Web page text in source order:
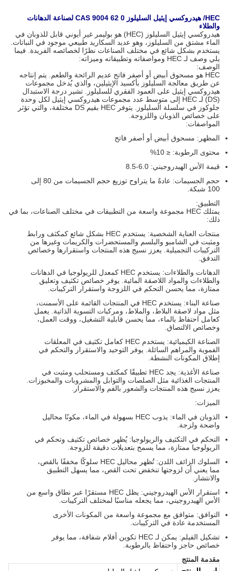
HEC/ هيدروكسي إيثيل السليلوز CAS 9004 62 0 لصناعة الدهانات
والطلاء
هيدروكسي إيثيل السليلوز (HEC) هو بوليمر غير أيوني قابل للذوبان في
الماء مشتق من السليلوز، وهو عديد السكاريد طبيعي موجود في النباتات.
يستخدم بشكل شائع في مختلف الصناعات نظرًا لخصائصه الفريدة. فيما
يلي وصف لـ HEC ومواصفاته وتطبيقاته وميزاته:
الوصف:
HEC هو مسحوق أبيض أو أصفر فاتح عديم الرائحة والطعم. يتم إنتاجه
عن طريق معالجة السليلوز بأكسيد الإيثيلين، والذي يُدخل مجموعات
هيدروكسي إيثيل على العمود الفقري للسليلوز. تشير درجة الاستبدال
(DS) لـ HEC إلى متوسط عدد مجموعات هيدروكسي إيثيل لكل وحدة
جلوكوز في سلسلة السليلوز. يتوفر HEC بقيم DS مختلفة، والتي تؤثر
على خصائص الذوبان واللزوجة.
المواصفات:
المظهر: مسحوق أبيض أو أصفر فاتح
محتوى الرطوبة: ≤ 10%
قيمة الأس الهيدروجيني: 6.0-8.5
حجم الجسيمات: عادةً ما يتراوح توزيع حجم الجسيمات من 80 إلى
100 شبكة.
التطبيق:
يمتلك HEC مجموعة واسعة من التطبيقات في مختلف الصناعات، بما في
ذلك:
منتجات العناية الشخصية: يستخدم HEC بشكل شائع كمكثف ورابط
ومثبت في الشامبو والبلسم والمستحضرات والكريمات وغيرها من
التركيبات التجميلية. يعزز نسيج هذه المنتجات واستقرارها وخصائص
التدفق.
الدهانات والطلاءات: يستخدم HEC كمعدل للريولوجيا في الدهانات
والطلاءات والمواد اللاصقة المائية. يوفر خصائص تكثيف وتعليق
ممتازة، مما يحسن التحكم في اللزوجة واستقرار التركيبات.
صناعة البناء: يستخدم HEC في المنتجات القائمة على الأسمنت،
مثل مواد لاصقة البلاط، والملاط، ومركبات التسوية الذاتية. يعمل
كعامل احتفاظ بالماء، مما يحسن قابلية التشغيل، ووقت العمل،
وخصائص الالتصاق.
الصناعة الكيميائية: يستخدم HEC كعامل تكثيف في المعلقات
الفموية والمراهم السائلة. يوفر التوحيد والاستقرار والتحكم في
إطلاق المكونات النشطة.
صناعة الأغذية: يجد HEC تطبيقًا كمكثف ومستحلب ومثبت في
المنتجات الغذائية مثل الصلصات والتوابل والمشروبات والمخبوزات.
يعزز نسيج هذه المنتجات والشعور بالفم والاستقرار.
الميزات:
الذوبان في الماء: يذوب HEC بسهولة في الماء، مكونًا محاليل
واضحة ولزجة.
التحكم في التكثيف والريولوجيا: يُظهر خصائص تكثيف وتحكم في
الريولوجيا ممتازة، مما يسمح بتعديلات دقيقة للزوجة.
السلوك الزائف اللدن: تُظهر محاليل HEC سلوكًا مخففًا بالقص،
مما يعني أن لزوجتها تنخفض تحت القص، مما يسهل التطبيق
والانتشار.
استقرار الأس الهيدروجيني: يظل HEC مستقرًا عبر نطاق واسع من
الأس الهيدروجيني، مما يجعله مناسبًا لمختلف التركيبات.
التوافق: متوافق مع مجموعة واسعة من المكونات الأخرى
المستخدمة عادة في التركيبات.
تشكيل الفيلم: يمكن لـ HEC تكوين أفلام شفافة، مما يوفر
خصائص حاجز واحتفاظ بالرطوبة.
مقدمة المنتج